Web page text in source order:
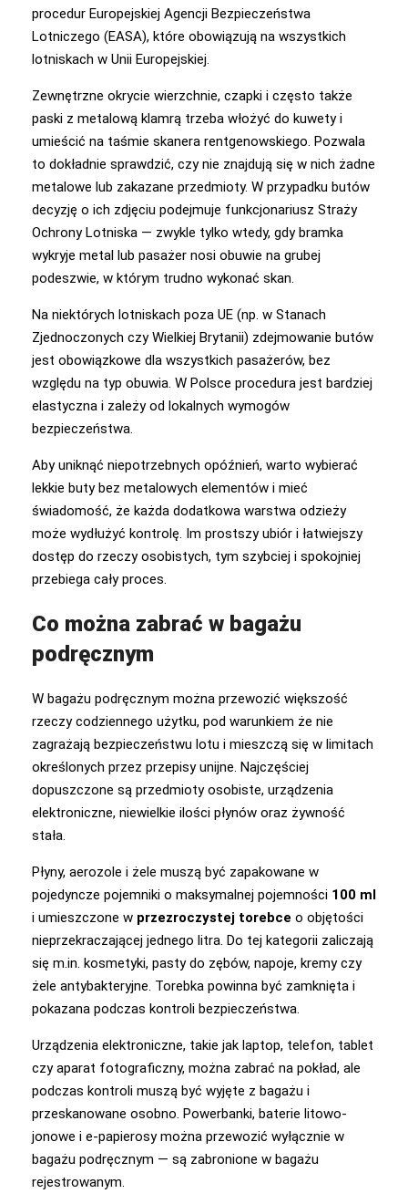
procedur Europejskiej Agencji Bezpieczeństwa
Lotniczego (EASA), które obowiązują na wszystkich
lotniskach w Unii Europejskiej.
Zewnętrzne okrycie wierzchnie, czapki i często także
paski z metalową klamrą trzeba włożyć do kuwety i
umieścić na taśmie skanera rentgenowskiego. Pozwala
to dokładnie sprawdzić, czy nie znajdują się w nich żadne
metalowe lub zakazane przedmioty. W przypadku butów
decyzję o ich zdjęciu podejmuje funkcjonariusz Straży
Ochrony Lotniska — zwykle tylko wtedy, gdy bramka
wykryje metal lub pasażer nosi obuwie na grubej
podeszwie, w którym trudno wykonać skan.
Na niektórych lotniskach poza UE (np. w Stanach
Zjednoczonych czy Wielkiej Brytanii) zdejmowanie butów
jest obowiązkowe dla wszystkich pasażerów, bez
względu na typ obuwia. W Polsce procedura jest bardziej
elastyczna i zależy od lokalnych wymogów
bezpieczeństwa.
Aby uniknąć niepotrzebnych opóźnień, warto wybierać
lekkie buty bez metalowych elementów i mieć
świadomość, że każda dodatkowa warstwa odzieży
może wydłużyć kontrolę. Im prostszy ubiór i łatwiejszy
dostęp do rzeczy osobistych, tym szybciej i spokojniej
przebiega cały proces.
Co można zabrać w bagażu
podręcznym
W bagażu podręcznym można przewozić większość
rzeczy codziennego użytku, pod warunkiem że nie
zagrażają bezpieczeństwu lotu i mieszczą się w limitach
określonych przez przepisy unijne. Najczęściej
dopuszczone są przedmioty osobiste, urządzenia
elektroniczne, niewielkie ilości płynów oraz żywność
stała.
Płyny, aerozole i żele muszą być zapakowane w
pojedyncze pojemniki o maksymalnej pojemności 100 ml
i umieszczone w przezroczystej torebce o objętości
nieprzekraczającej jednego litra. Do tej kategorii zaliczają
się m.in. kosmetyki, pasty do zębów, napoje, kremy czy
żele antybakteryjne. Torebka powinna być zamknięta i
pokazana podczas kontroli bezpieczeństwa.
Urządzenia elektroniczne, takie jak laptop, telefon, tablet
czy aparat fotograficzny, można zabrać na pokład, ale
podczas kontroli muszą być wyjęte z bagażu i
przeskanowane osobno. Powerbanki, baterie litowo-
jonowe i e-papierosy można przewozić wyłącznie w
bagażu podręcznym — są zabronione w bagażu
rejestrowanym.